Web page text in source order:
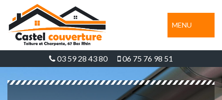
MENU
03 59 28 43 80 06 75 76 98 51